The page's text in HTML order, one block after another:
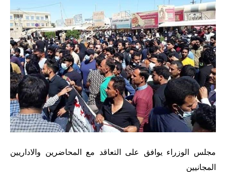
المنح المالية
قطع الاراضي
اخبار العراق
الاخبار السياسية
الاخبار الامنية
الاخبار الاقتصادية
الاخبار الرياضية
مجلس الوزراء يوافق على التعاقد مع المحاضرين والاداريين
المجانيين